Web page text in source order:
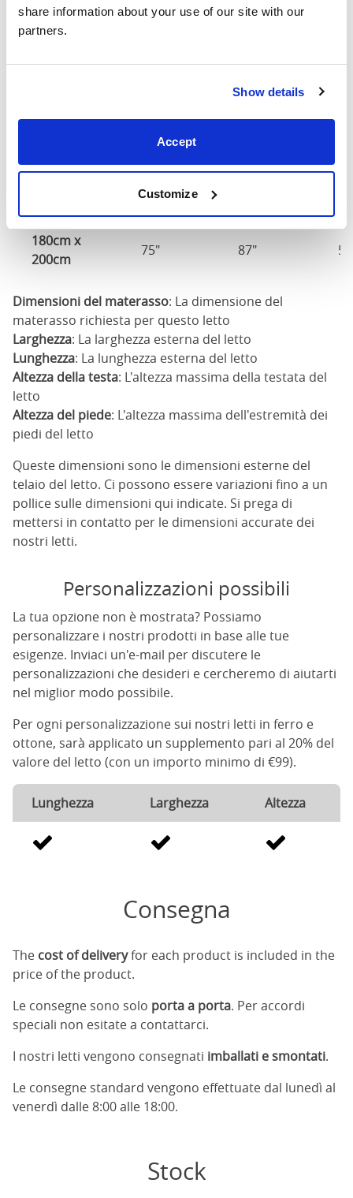
share information about your use of our site with our
partners.
Show details
Accept
Customize
Read full review
Dimensioni e
personalizzazioni
180cm x
200cm
75" 87"
Dimensioni del materasso: La dimensione del
materasso richiesta per questo letto
Larghezza: La larghezza esterna del letto
Lunghezza: La lunghezza esterna del letto
Altezza della testa: L'altezza massima della testata del
letto
Altezza del piede: L'altezza massima dell'estremità dei
piedi del letto
Queste dimensioni sono le dimensioni esterne del
telaio del letto. Ci possono essere variazioni fino a un
pollice sulle dimensioni qui indicate. Si prega di
mettersi in contatto per le dimensioni accurate dei
nostri letti.
Personalizzazioni possibili
La tua opzione non è mostrata? Possiamo
personalizzare i nostri prodotti in base alle tue
esigenze. Inviaci un'e-mail per discutere le
personalizzazioni che desideri e cercheremo di aiutarti
nel miglior modo possibile.
Per ogni personalizzazione sui nostri letti in ferro e
ottone, sarà applicato un supplemento pari al 20% del
valore del letto (con un importo minimo di €99).
Lunghezza Larghezza Altezza
Consegna
The cost of deliveryfor each product is included in the
price of the product.
Le consegne sono solo porta a porta. Per accordi
speciali non esitate a contattarci.
I nostri letti vengono consegnati imballati e smontati.
Le consegne standard vengono effettuate dal lunedì al
venerdì dalle 8:00 alle 18:00.
Stock